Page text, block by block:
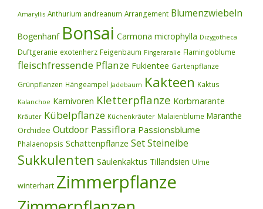
Amaryllis Anthurium andreanum Arrangement Blumenzwiebeln
Bogenhanf Bonsai Carmona microphylla Dizygotheca
Duftgeranie exotenherz Feigenbaum Fingeraralie Flamingoblume
fleischfressende Pflanze Fukientee Gartenpflanze
Grünpflanzen Hängeampel Jadebaum Kakteen Kaktus
Kalanchoe Karnivoren Kletterpflanze Korbmarante
Kräuter Kübelpflanze Küchenkräuter Malaienblume Maranthe
Orchidee Outdoor Passiflora Passionsblume
Phalaenopsis Schattenpflanze SetSteineibe
Sukkulenten Säulenkaktus Tillandsien Ulme
winterhart Zimmerpflanze